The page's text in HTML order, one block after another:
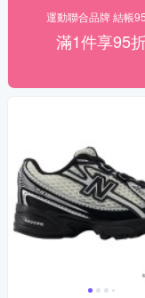
運動聯合品牌 結帳
滿1件享95